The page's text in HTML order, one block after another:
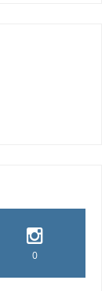
0